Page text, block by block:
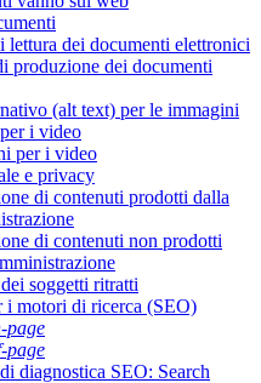
lettura dei documenti elettronici
produzione dei documenti
(alt text) per le immagini
i video
per i video
e privacy
di contenuti prodotti dalla
di contenuti non prodotti
soggetti ritratti
i motori di ricerca (SEO)
page
page
diagnostica SEO: Search